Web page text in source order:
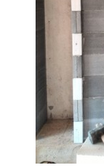
www.zete.cz |